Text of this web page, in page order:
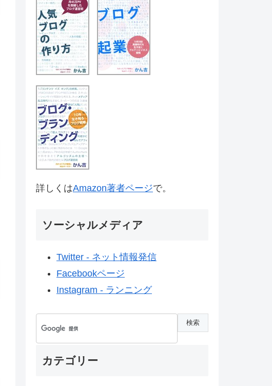
詳しくはAmazon著者ページで。
ソーシャルメディア
Twitter - ネット情報発信
Facebookページ
Instagram - ランニング
カテゴリー